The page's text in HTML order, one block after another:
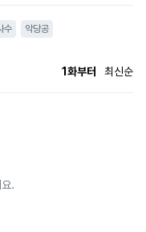
동 #전용사수 #미궁생환공 #
수 악당공
1화부터 최신순
.